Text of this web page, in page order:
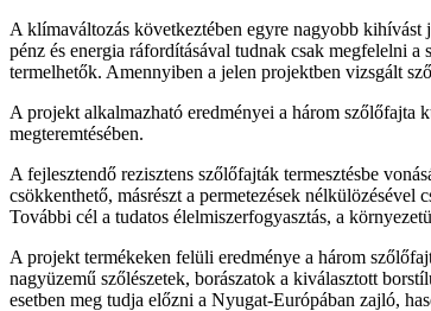
A klímaváltozás következtében egyre nagyobb kihívást
pénz és energia ráfordításával tudnak csak megfelelni
termelhetők. Amennyiben a jelen projektben vizsgált
A projekt alkalmazható eredményei a három szőlőfajta
megteremtésében.
A fejlesztendő rezisztens szőlőfajták termesztésbe
csökkenthető, másrészt a permetezések
További cél a tudatos élelmiszerfogyasztás, a
A projekt termékeken felüli eredménye a három
nagyüzemű szőlészetek, borászatok a kiválasztott
esetben meg tudja előzni a Nyugat-Európában zajló,